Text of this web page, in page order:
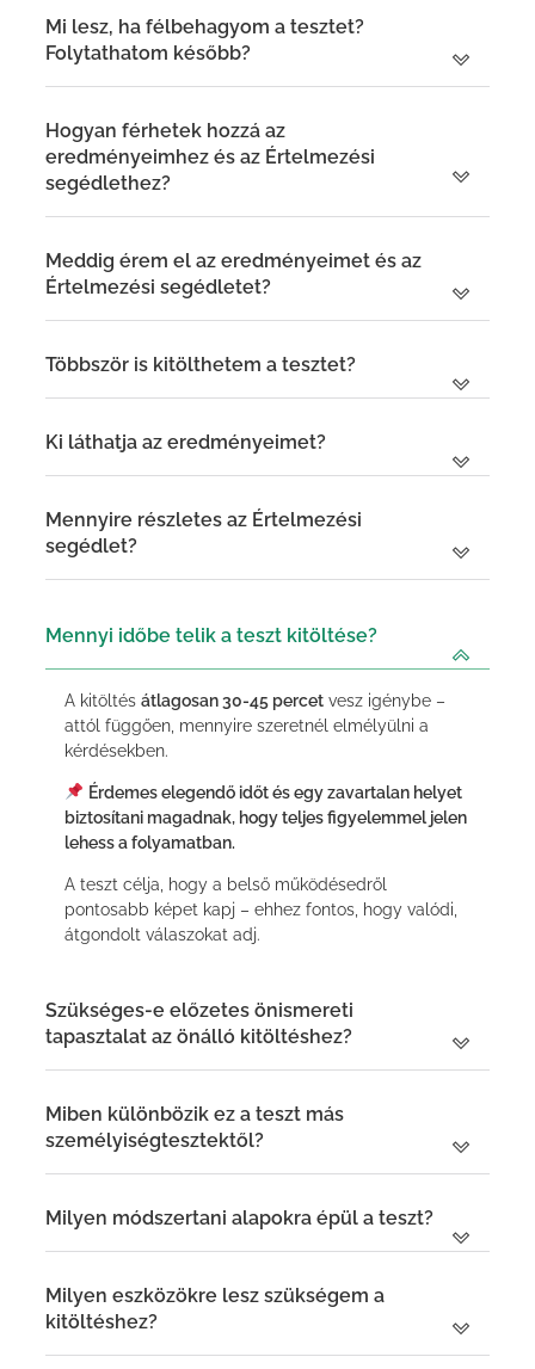
Mi lesz, ha félbehagyom a tesztet?
Folytathatom később?
Hogyan férhetek hozzá az
eredményeimhez és az Értelmezési
segédlethez?
Meddig érem el az eredményeimet és az
Értelmezési segédletet?
Többször is kitölthetem a tesztet?
Ki láthatja az eredményeimet?
Mennyire részletes az Értelmezési
segédlet?
Mennyi időbe telik a teszt kitöltése?
A kitöltés átlagosan 30-45 percet vesz igénybe –
attól függően, mennyire szeretnél elmélyülni a
kérdésekben.
Érdemes elegendő időt és egy zavartalan helyet
biztosítani magadnak, hogy teljes figyelemmel jelen
lehess a folyamatban.
A teszt célja, hogy a belső működésedről
pontosabb képet kapj – ehhez fontos, hogy valódi,
átgondolt válaszokat adj.
Szükséges-e előzetes önismereti
tapasztalat az önálló kitöltéshez?
Miben különbözik ez a teszt más
személyiségtesztektől?
Milyen módszertani alapokra épül a teszt?
Milyen eszközökre lesz szükségem a
kitöltéshez?